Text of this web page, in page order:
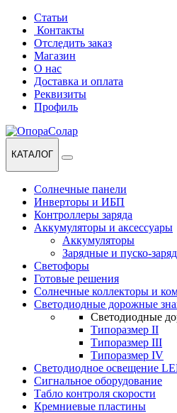
Перейти
навигации
Перейти
содержанию
Статьи
Контакты
Отследить заказ
Магазин
О нас
Доставка и оплата
Реквизиты
Профиль
КАТАЛОГ
Солнечные панели
Инверторы и ИБП
Контроллеры заряда
Аккумуляторы и аксессуары
Аккумуляторы
Зарядные и пуско-
Светофоры
Готовые решения
Солнечные коллекторы и
Светодиодные дорожные
Светодиодные
Типоразмер II
Типоразмер III
Типоразмер IV
Светодиодное освещение
Сигнальное оборудование
Табло контроля скорости
Кремниевые пластины